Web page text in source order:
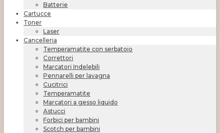
Batterie
Cartucce
Toner
Laser
Cancelleria
Temperamatite con serbatoio
Correttori
Marcatori Indelebili
Pennarelli per lavagna
Cucitrici
Temperamatite
Marcatori a gesso liquido
Astucci
Forbici per bambini
Scotch per bambini